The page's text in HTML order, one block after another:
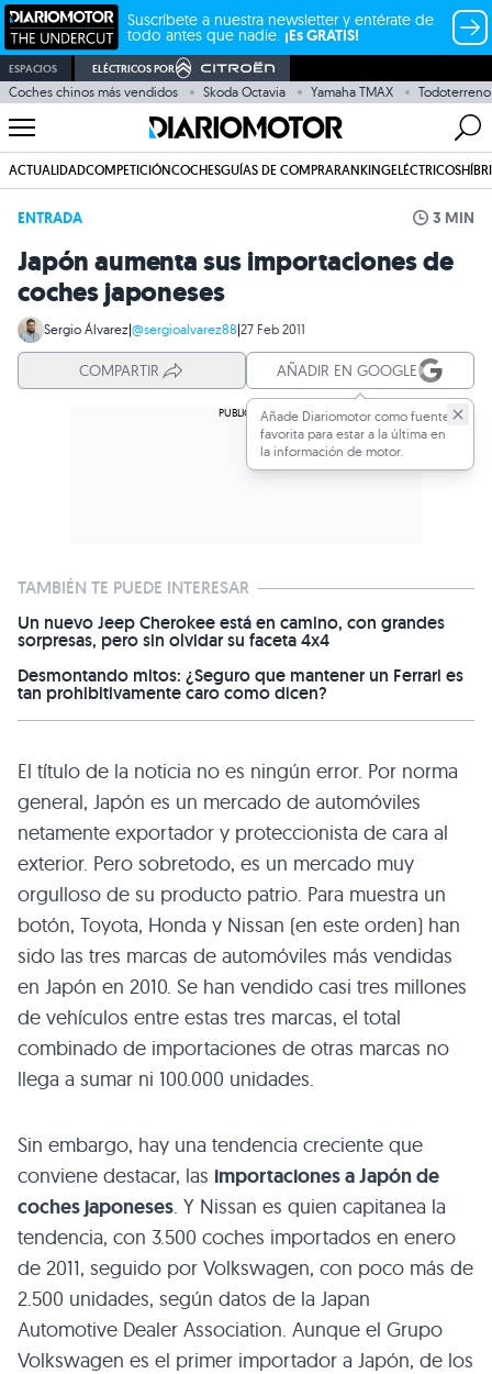
Suscríbete a nuestra newsletter y entérate de
todo antes que nadie. ¡Es GRATIS!
ESPACIOS ELÉCTRICOS POR
Coches chinos más vendidos Skoda Octavia Yamaha TMAX Todoterreno
ACTUALIDADCOMPETICIÓNCOCHESGUÍAS DE COMPRARANKINGELÉCTRICOS
ENTRADA 3 MIN
Japón aumenta sus importaciones de
coches japoneses
Sergio Álvarez|@sergioalvarez88|27 Feb 2011
COMPARTIR AÑADIR EN GOOGLE
Añade Diariomotor como fuente
favorita para estar a la última en
la información de motor.
TAMBIÉN TE PUEDE INTERESAR
Un nuevo Jeep Cherokee está en camino, con grandes
sorpresas, pero sin olvidar su faceta 4x4
Desmontando mitos: ¿Seguro que mantener un Ferrari es
tan prohibitivamente caro como dicen?
El título de la noticia no es ningún error. Por norma
general, Japón es un mercado de automóviles
netamente exportador y proteccionista de cara al
exterior. Pero sobretodo, es un mercado muy
orgulloso de su producto patrio. Para muestra un
botón, Toyota, Honda y Nissan (en este orden) han
sido las tres marcas de automóviles más vendidas
en Japón en 2010. Se han vendido casi tres millones
de vehículos entre estas tres marcas, el total
combinado de importaciones de otras marcas no
llega a sumar ni 100.000 unidades.
Sin embargo, hay una tendencia creciente que
conviene destacar, las importaciones a Japón de
coches japoneses. Y Nissan es quien capitanea la
tendencia, con 3.500 coches importados en enero
de 2011, seguido por Volkswagen, con poco más de
2.500 unidades, según datos de la Japan
Automotive Dealer Association. Aunque el Grupo
Volkswagen es el primer importador a Japón, de los